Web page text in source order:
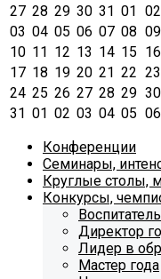
27 28 29 30 31 01 02
03 04 05 06 07 08 09
10 11 12 13 14 15 16
17 18 19 20 21 22 23
24 25 26 27 28 29 30
31 01 02 03 04 05 06
Конференции
Семинары,
Круглые столы,
Конкурсы,
Директор
Лидер в
Мастер года